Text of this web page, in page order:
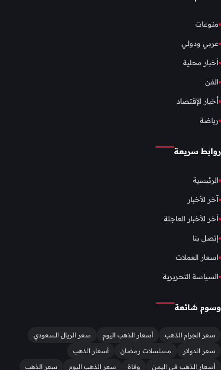
منوعات
عربي ودولي
أخبار محلية
الفن
أخبار الإقتصاد
رياضة
روابط سريعة
الرئيسية
آخر الأخبار
أخر الأخبار العاجلة
إتصل بنا
اسعار العملات
السياسة التحريرية
وسوم شائعة
سعر الجرام الذهب أسعار الذهب اليوم
سعر الريال السعودي
سعر الدولار
مسلسلات رمضان
أسعار الذهب
أسعار الذهب في اليمن
وفاة سعر الذهب اليوم سعر الذهب